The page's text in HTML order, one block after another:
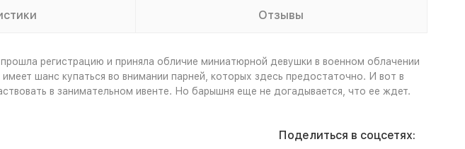
Отзывы
регистрацию и приняла обличие миниатюрной девушки в военном облачении
шанс купаться во внимании парней, которых здесь предостаточно. И вот в
в занимательном ивенте. Но барышня еще не догадывается, что ее ждет.
Поделиться в соцсетях: